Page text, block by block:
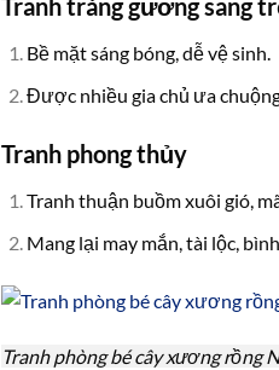
Tranh tráng gương sang
Bề mặt sáng bóng, dễ vệ sinh.
Được nhiều gia chủ ưa
Tranh phong thủy
Tranh thuận buồm xuôi gió,
Mang lại may mắn, tài lộc,
Tranh phòng bé cây xương rồng